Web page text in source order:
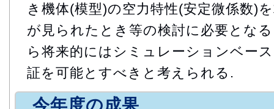
き機体(模型)の空力特性(安定微係数)
が見られたとき等の検討に必要とな
ら将来的にはシミュレーションベー
証を可能とすべきと考えられる.